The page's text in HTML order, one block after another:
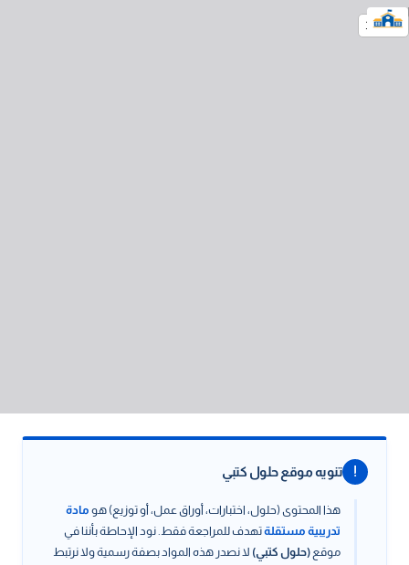
! تنويه موقع حلول كتبي
هذا المحتوى (حلول، اختبارات، أوراق عمل، أو توزيع) هو مادة
تدريبية مستقلةتهدف للمراجعة فقط. نود الإحاطة بأننا في
موقع (حلول كتبي) لا نصدر هذه المواد بصفة رسمية ولا نرتبط